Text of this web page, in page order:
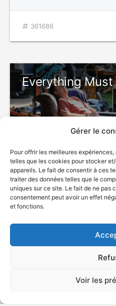
Gérer le
Pour offrir les meilleures
telles que les cookies pour stocker
appareils. Le fait de consentir à ces
traiter des données telles que le
uniques sur ce site. Le fait de ne pas
consentement peut avoir un effet
et fonctions.
Voir les
361686
Everything Must
2010
Funny or Die